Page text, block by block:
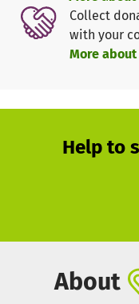
Schulgebühren damit
Internate besuchen,
in ihren Orphans-
werden
Die andere Hälfte
immer mal wieder
Margaret versucht
Unterhalt für den
so dass die
Collect
with your
More
Help to
About